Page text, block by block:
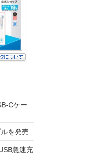
Cケー
を発売
急速充